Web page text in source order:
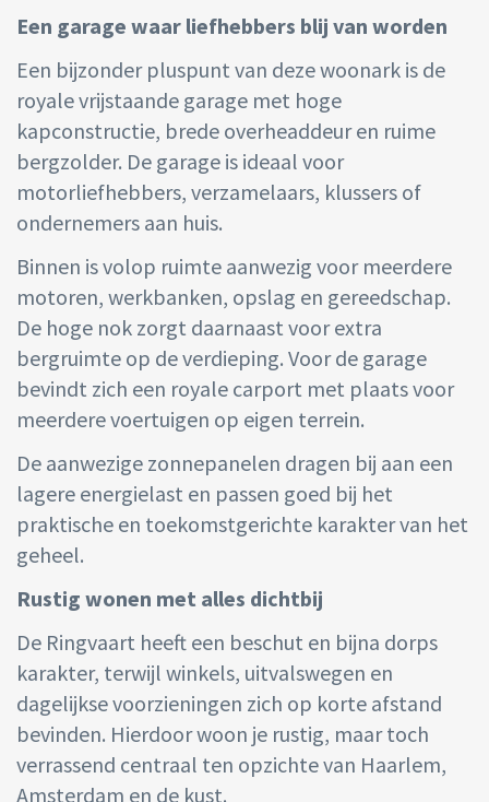
Een garage waar liefhebbers blij van worden
Een bijzonder pluspunt van deze woonark is de
royale vrijstaande garage met hoge
kapconstructie, brede overheaddeur en ruime
bergzolder. De garage is ideaal voor
motorliefhebbers, verzamelaars, klussers of
ondernemers aan huis.
Binnen is volop ruimte aanwezig voor meerdere
motoren, werkbanken, opslag en gereedschap.
De hoge nok zorgt daarnaast voor extra
bergruimte op de verdieping. Voor de garage
bevindt zich een royale carport met plaats voor
meerdere voertuigen op eigen terrein.
De aanwezige zonnepanelen dragen bij aan een
lagere energielast en passen goed bij het
praktische en toekomstgerichte karakter van het
geheel.
Rustig wonen met alles dichtbij
De Ringvaart heeft een beschut en bijna dorps
karakter, terwijl winkels, uitvalswegen en
dagelijkse voorzieningen zich op korte afstand
bevinden. Hierdoor woon je rustig, maar toch
verrassend centraal ten opzichte van Haarlem,
Amsterdam en de kust.